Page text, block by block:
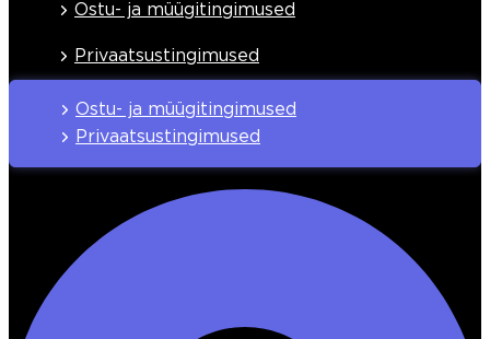
Ostu- ja müügitingimused
Privaatsustingimused
Ostu- ja müügitingimused
Privaatsustingimused